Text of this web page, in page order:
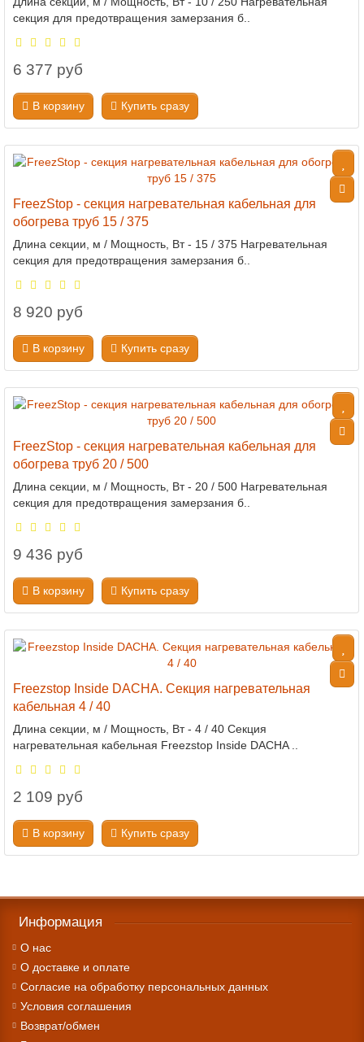
секция для предотвращения замерзания б..
6 377 руб
В корзину Купить сразу
FreezStop - секция нагревательная кабельная для
обогрева труб 15 / 375
Длина секции, м / Мощность, Вт - 15 / 375 Нагревательная
секция для предотвращения замерзания б..
8 920 руб
В корзину Купить сразу
FreezStop - секция нагревательная кабельная для
обогрева труб 20 / 500
Длина секции, м / Мощность, Вт - 20 / 500 Нагревательная
секция для предотвращения замерзания б..
9 436 руб
В корзину Купить сразу
Freezstop Inside DACHA. Секция нагревательная
кабельная 4 / 40
Длина секции, м / Мощность, Вт - 4 / 40 Секция
нагревательная кабельная Freezstop Inside DACHA ..
2 109 руб
В корзину Купить сразу
Информация
О нас
О доставке и оплате
Cогласие на обработку персональных данных
Условия соглашения
Возврат/обмен